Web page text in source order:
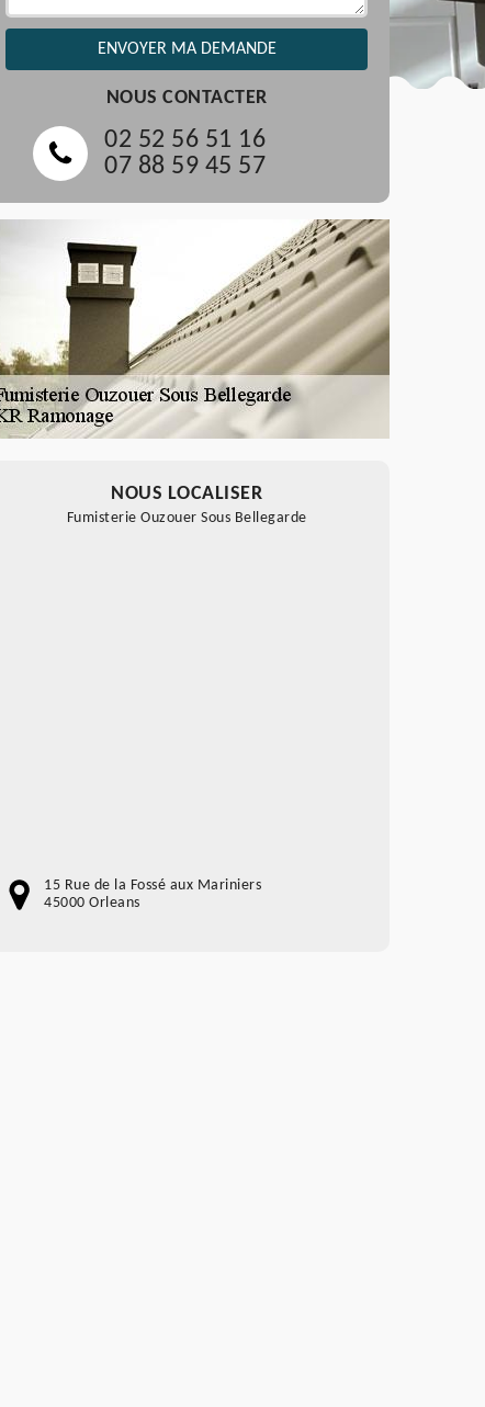
NOUS CONTACTER
02 52 56 51 16
07 88 59 45 57
NOUS LOCALISER
Fumisterie Ouzouer Sous Bellegarde
15 Rue de la Fossé aux Mariniers
45000 Orleans